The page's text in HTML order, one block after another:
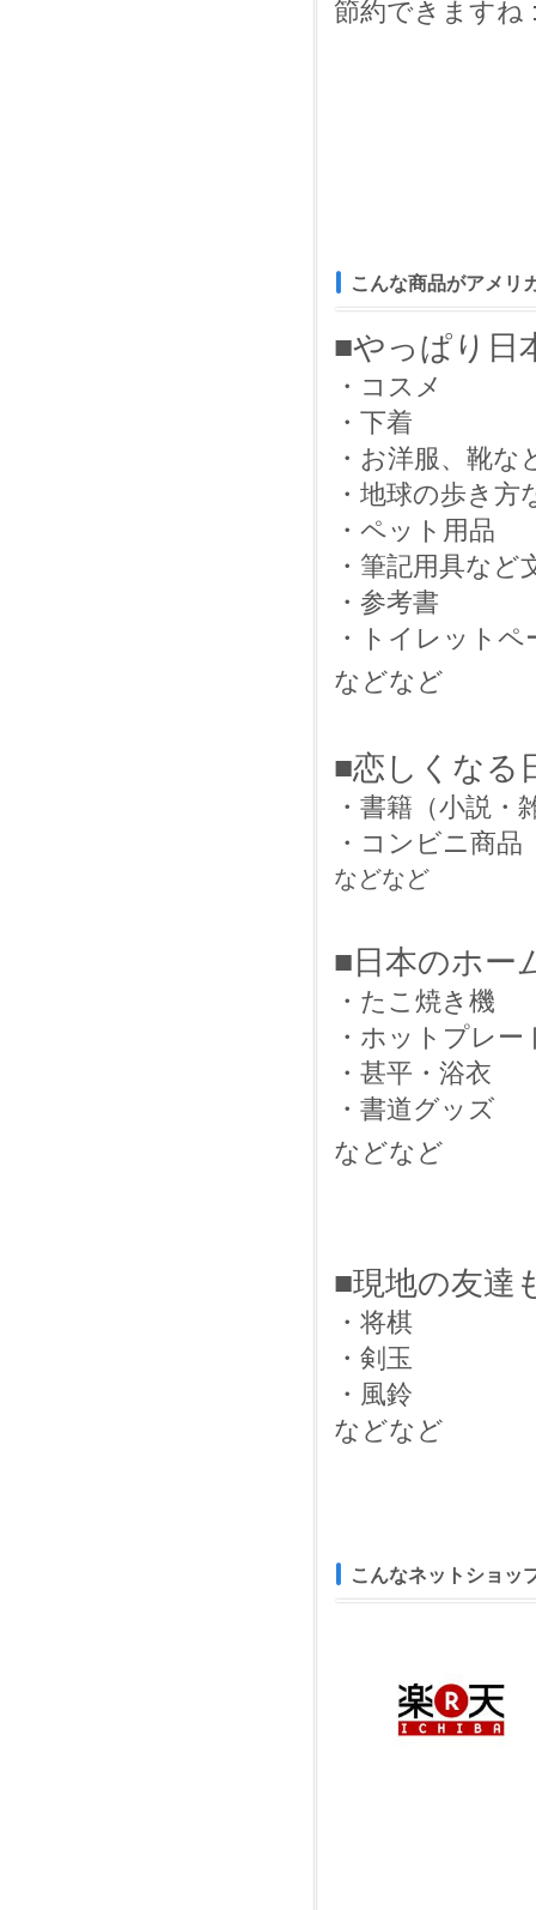
節約できますね
こんな商品がアメリ
■やっぱり日
・コスメ
・下着
・お洋服、靴
・地球の歩き
・ペット用品
・筆記用具など
・参考書
・トイレット
などなど
■恋しくなる
・書籍（小説
・コンビニ商品
などなど
■日本のホー
・たこ焼き機
・ホットプレー
・甚平・浴衣
・書道グッズ
などなど
■現地の友達
・将棋
・剣玉
・風鈴
などなど
こんなネットショッ